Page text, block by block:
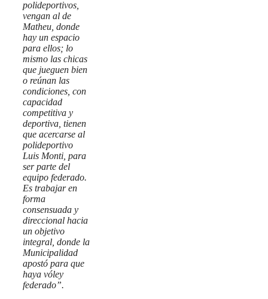
polideportivos,
vengan al de
Matheu, donde
hay un espacio
para ellos; lo
mismo las chicas
que jueguen bien
o reúnan las
condiciones, con
capacidad
competitiva y
deportiva, tienen
que acercarse al
polideportivo
Luis Monti, para
ser parte del
equipo federado.
Es trabajar en
forma
consensuada y
direccional hacia
un objetivo
integral, donde la
Municipalidad
apostó para que
haya vóley
federado”.